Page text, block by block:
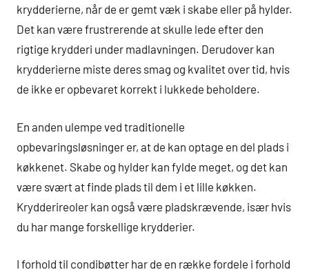
krydderierne, når de er gemt væk i skabe eller på hylder.
Det kan være frustrerende at skulle lede efter den
rigtige krydderi under madlavningen. Derudover kan
krydderierne miste deres smag og kvalitet over tid, hvis
de ikke er opbevaret korrekt i lukkede beholdere.
En anden ulempe ved traditionelle
opbevaringsløsninger er, at de kan optage en del plads i
køkkenet. Skabe og hylder kan fylde meget, og det kan
være svært at finde plads til dem i et lille køkken.
Krydderireoler kan også være pladskrævende, især hvis
du har mange forskellige krydderier.
I forhold til condibøtter har de en række fordele i forhold